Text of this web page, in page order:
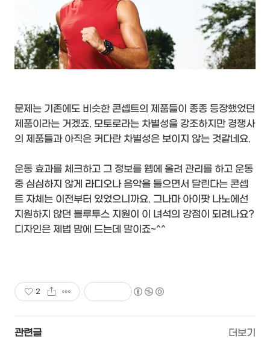
문제는 기존에도 비슷한 콘셉트의 제품들이 종종 등장했었던
제품이라는 거겠죠. 모토로라는 차별성을 강조하지만 경쟁사
의 제품들과 아직은 커다란 차별성은 보이지 않는 것같네요.
운동 효과를 체크하고 그 정보를 웹에 올려 관리를 하고 운동
중 심심하지 않게 라디오나 음악을 들으면서 달린다는 콘셉
트 자체는 이전부터 있었으니까요. 그나마 아이팟 나노에선
지원하지 않던 블루투스 지원이 이 녀석의 강점이 되려나요?
디자인은 제법 맘에 드는데 말이죠~^^
2
관련글 더보기